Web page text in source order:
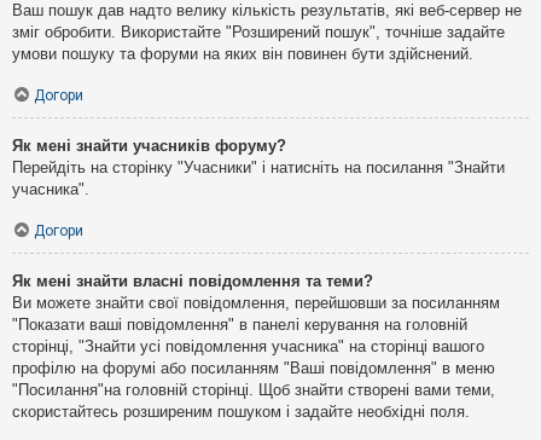
Ваш пошук дав надто велику кількість результатів, які веб-сервер не
зміг обробити. Використайте "Розширений пошук", точніше задайте
умови пошуку та форуми на яких він повинен бути здійснений.
Догори
Як мені знайти учасників форуму?
Перейдіть на сторінку "Учасники" і натисніть на посилання "Знайти
учасника".
Догори
Як мені знайти власні повідомлення та теми?
Ви можете знайти свої повідомлення, перейшовши за посиланням
"Показати ваші повідомлення" в панелі керування на головній
сторінці, "Знайти усі повідомлення учасника" на сторінці вашого
профілю на форумі або посиланням "Ваші повідомлення" в меню
"Посилання"на головній сторінці. Щоб знайти створені вами теми,
скористайтесь розширеним пошуком і задайте необхідні поля.